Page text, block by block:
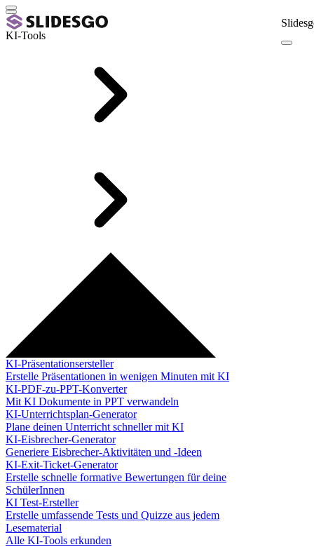
KI-Tools
KI-Präsentationsersteller
Erstelle Präsentationen in wenigen Minuten mit KI
KI-PDF-zu-PPT-Konverter
Mit KI Dokumente in PPT verwandeln
KI-Unterrichtsplan-Generator
Plane deinen Unterricht schneller mit KI
KI-Eisbrecher-Generator
Generiere Eisbrecher-Aktivitäten und -Ideen
KI-Exit-Ticket-Generator
Erstelle schnelle formative Bewertungen für deine
SchülerInnen
KI Test-Ersteller
Erstelle umfassende Tests und Quizze aus jedem
Lesematerial
Alle KI-Tools erkunden